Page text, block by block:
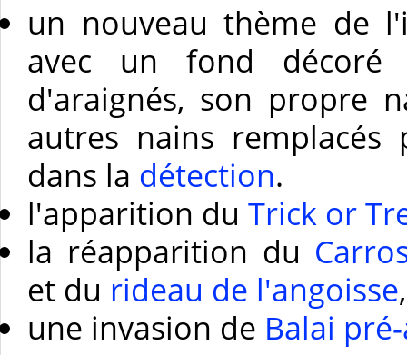
un nouveau thème de
avec un fond décoré
d'araignés, son propre
autres nains remplacés
dans la détection.
l'apparition du Trick or
la réapparition du
et du rideau de l'angoisse,
une invasion de Balai